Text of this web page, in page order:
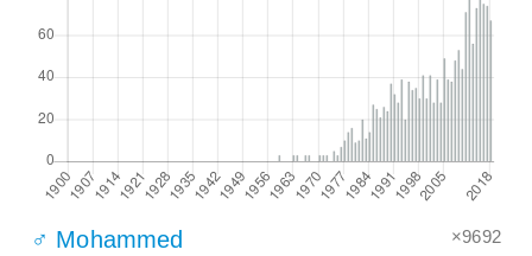
♂ Mohammed ×9692